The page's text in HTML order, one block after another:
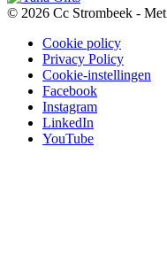
© 2026 Cc Strombeek - Met
Cookie policy
Privacy Policy
Cookie-instellingen
Facebook
Instagram
LinkedIn
YouTube